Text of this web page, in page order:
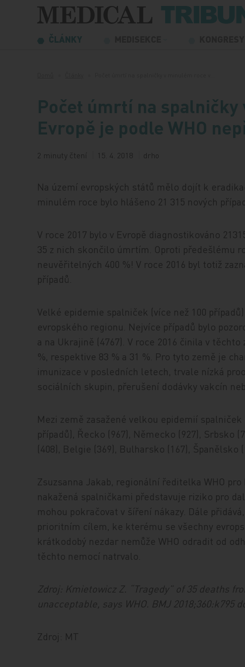
Přeskočit na obsah
ČLÁNKY
Počet úmrtí na spalničky
Evropě je podle WHO
2 minuty čtení 15. 4. 2018 drho
Na území evropských států mělo dojít k
minulém roce bylo hlášeno 21 315 nových
V roce 2017 bylo v Evropě diagnostikováno
35 z nich skončilo úmrtím. Oproti předešlému
neuvěřitelných 400 %! V roce 2016 byl totiž
případů.
Velké epidemie spalniček (více než 100
evropského regionu. Nejvíce případů bylo
a na Ukrajině (4767). V roce 2016 činila v
%, respektive 83 % a 31 %. Pro tyto země je
imunizace v posledních letech, trvale nízká
sociálních skupin, přerušení dodávky vakcín
Mezi země zasažené velkou epidemií
případů), Řecko (967), Německo (927), Srbsko
(408), Belgie (369), Bulharsko (167), Španělsko
Zsuzsanna Jakab, regionální ředitelka WHO
nakažená spalničkami představuje riziko pro
mohou pokračovat v šíření nákazy. Dále
prioritním cílem, ke kterému se všechny
krátkodobý nezdar nemůže WHO odradit od
těchto nemocí natrvalo.
Zdroj: Kmietowicz Z. “Tragedy” of 35 deaths
unacceptable, says WHO. BMJ 2018;360:k795
Zdroj: MT